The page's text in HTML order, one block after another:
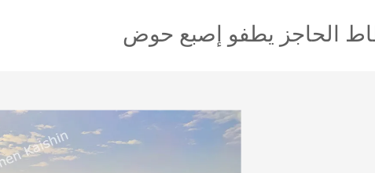
الحاجز يطفو إصبع حوض